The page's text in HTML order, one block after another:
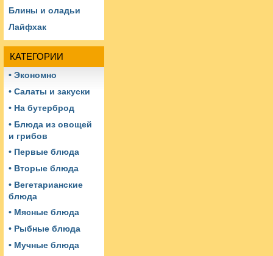
Блины и оладьи
Лайфхак
КАТЕГОРИИ
• Экономно
• Салаты и закуски
• На бутерброд
• Блюда из овощей
и грибов
• Первые блюда
• Вторые блюда
• Вегетарианские
блюда
• Мясные блюда
• Рыбные блюда
• Мучные блюда